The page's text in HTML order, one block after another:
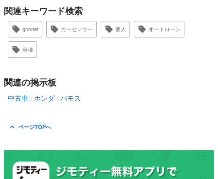
関連キーワード検索
goonet カーセンサー 個人 オートローン
車種
関連の掲示板
中古車 ホンダ バモス
ページTOPへ